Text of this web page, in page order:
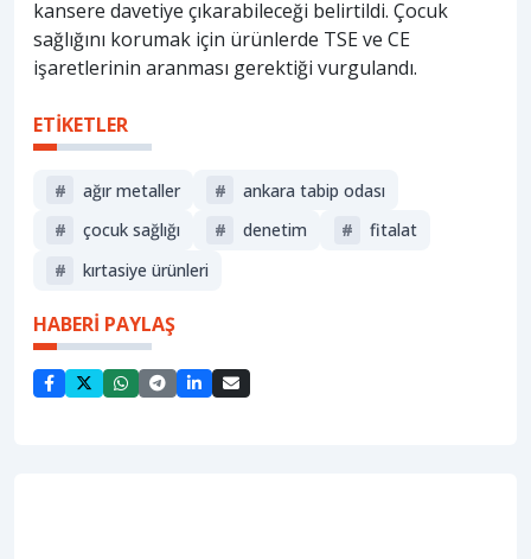
kansere davetiye çıkarabileceği belirtildi. Çocuk
sağlığını korumak için ürünlerde TSE ve CE
işaretlerinin aranması gerektiği vurgulandı.
ETİKETLER
# ağır metaller #
ankara tabip odası
#
çocuk sağlığı # denetim #
fitalat
#
kırtasiye ürünleri
HABERİ PAYLAŞ